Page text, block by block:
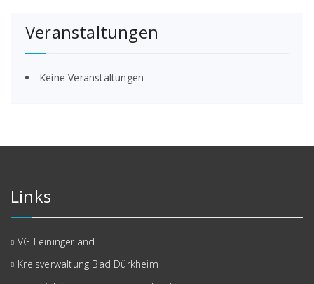
Veranstaltungen
Keine Veranstaltungen
Links
VG Leiningerland
Kreisverwaltung Bad Dürkheim